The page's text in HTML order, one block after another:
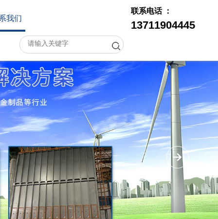
我们
联系电话 ：
13711904445